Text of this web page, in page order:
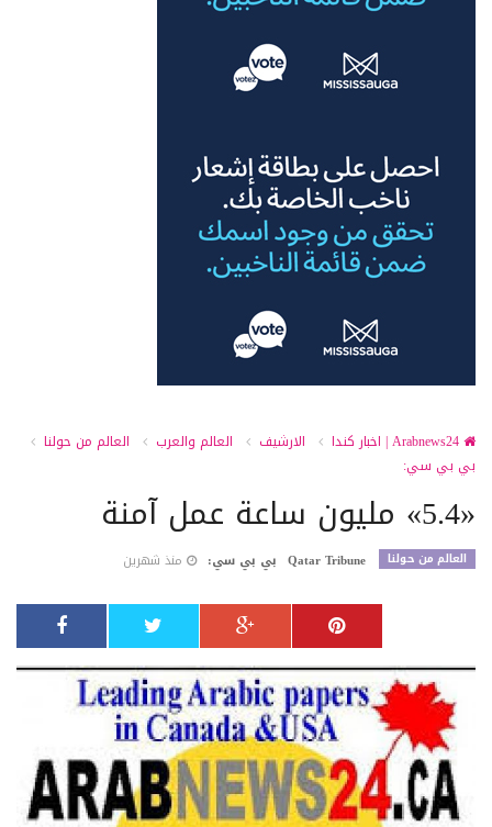
الارشيف العالم والعرب
العالم من حولنا
بي بي سي:
«5.4» مليون ساعة عمل آمنة
العالم من حولنا Qatar Tribune بي بي سي: منذ شهرين